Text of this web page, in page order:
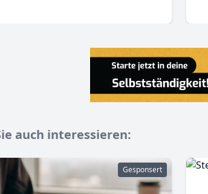
auch interessieren:
Gesponsert